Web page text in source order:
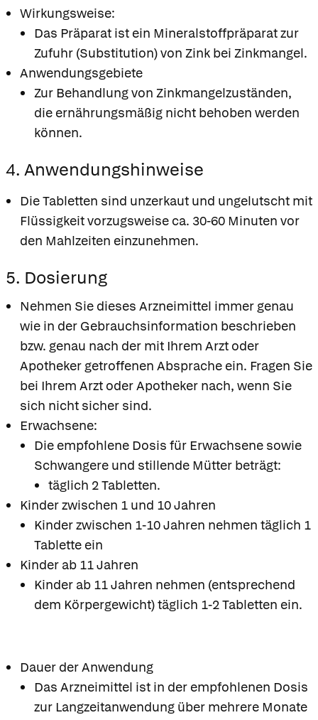
Wirkungsweise:
Das Präparat ist ein Mineralstoffpräparat zur
Zufuhr (Substitution) von Zink bei Zinkmangel.
Anwendungsgebiete
Zur Behandlung von Zinkmangelzuständen,
die ernährungsmäßig nicht behoben werden
können.
4. Anwendungshinweise
Die Tabletten sind unzerkaut und ungelutscht mit
Flüssigkeit vorzugsweise ca. 30-60 Minuten vor
den Mahlzeiten einzunehmen.
5. Dosierung
Nehmen Sie dieses Arzneimittel immer genau
wie in der Gebrauchsinformation beschrieben
bzw. genau nach der mit Ihrem Arzt oder
Apotheker getroffenen Absprache ein. Fragen Sie
bei Ihrem Arzt oder Apotheker nach, wenn Sie
sich nicht sicher sind.
Erwachsene:
Die empfohlene Dosis für Erwachsene sowie
Schwangere und stillende Mütter beträgt:
täglich 2 Tabletten.
Kinder zwischen 1 und 10 Jahren
Kinder zwischen 1-10 Jahren nehmen täglich 1
Tablette ein
Kinder ab 11 Jahren
Kinder ab 11 Jahren nehmen (entsprechend
dem Körpergewicht) täglich 1-2 Tabletten ein.
Dauer der Anwendung
Das Arzneimittel ist in der empfohlenen Dosis
zur Langzeitanwendung über mehrere Monate